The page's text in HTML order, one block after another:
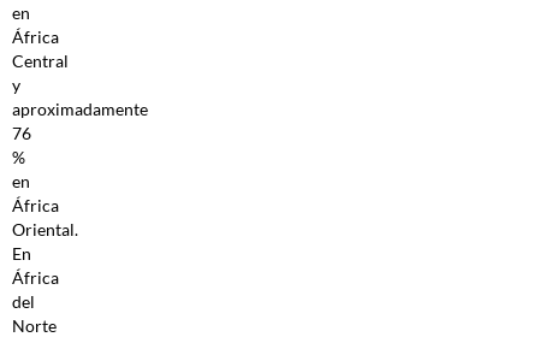
en
África
Central
y
aproximadamente
76
%
en
África
Oriental.
En
África
del
Norte